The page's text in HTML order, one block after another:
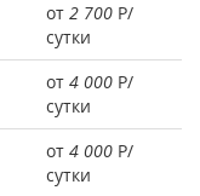
от 2 700 Р/
сутки
от 4 000 Р/
сутки
от 4 000 Р/
сутки